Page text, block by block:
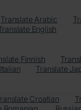
Translate Arabic
English
Finnish
Translate
Croatian